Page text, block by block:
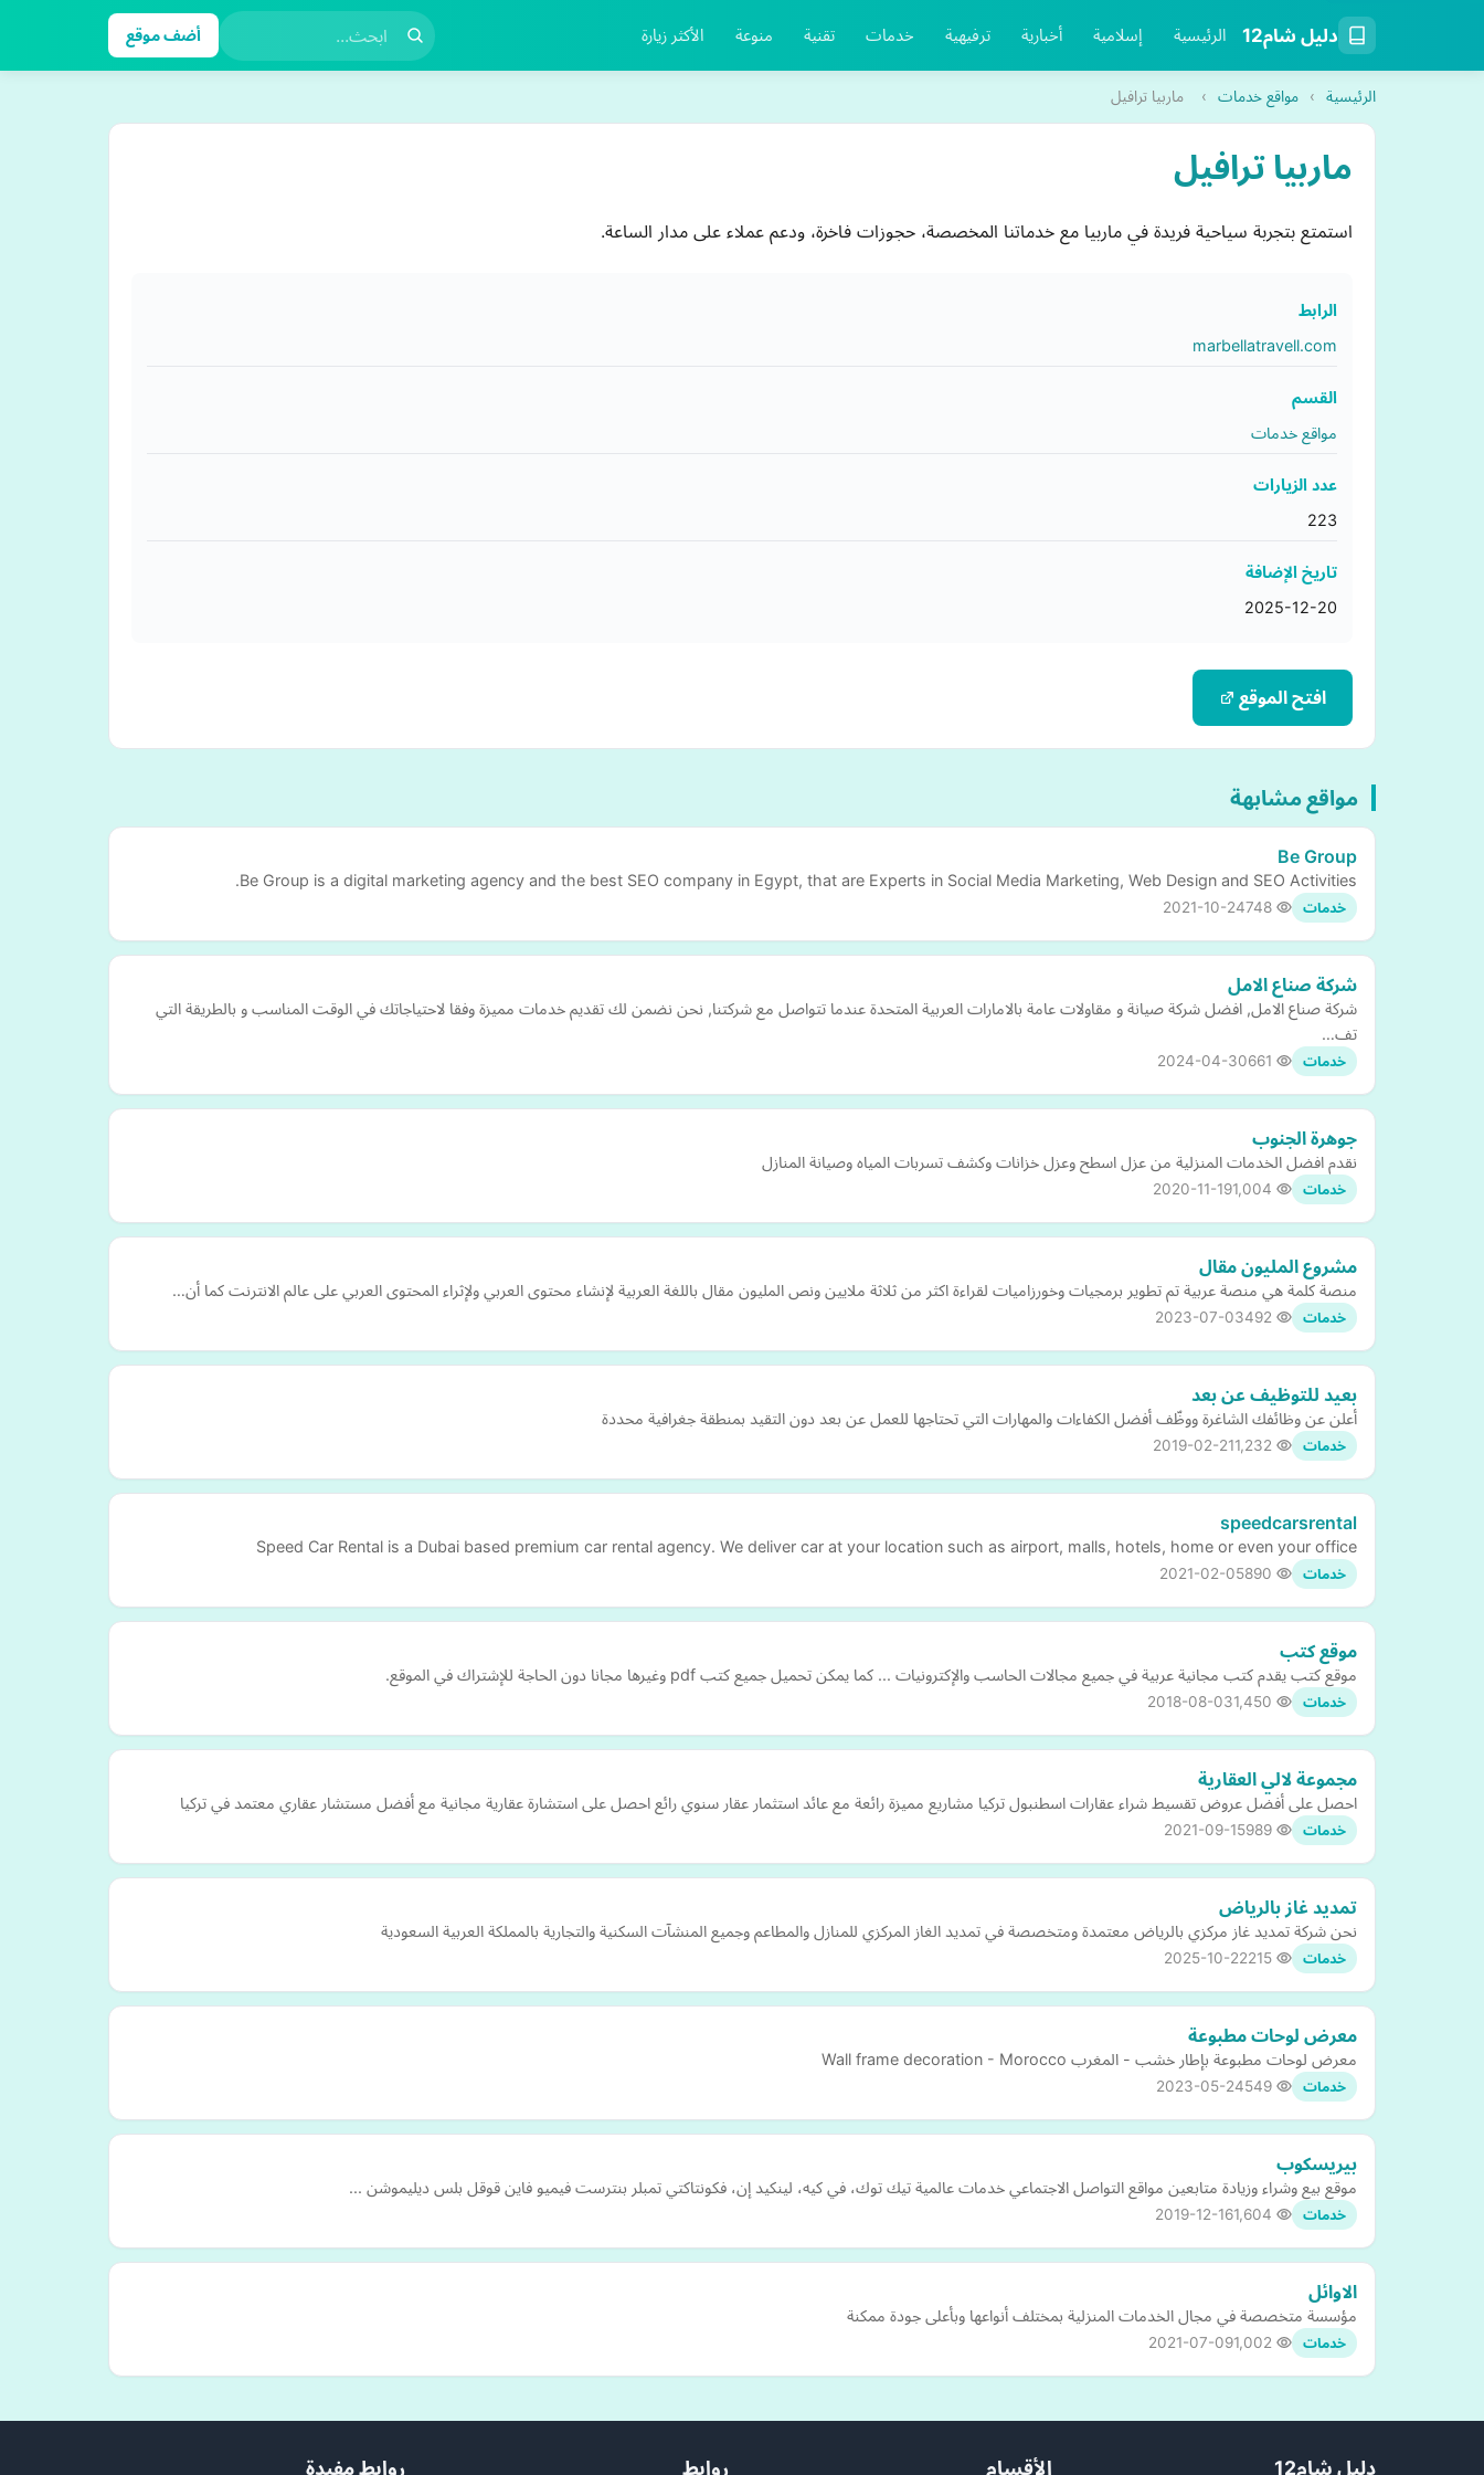
دليل شام12 الرئيسية إسلامية أخبارية ترفيهية خدمات تقنية منوعة الأكثر زيارة أضف موقع
الرئيسية › مواقع خدمات › ماربيا ترافيل
ماربيا ترافيل
استمتع بتجربة سياحية فريدة في ماربيا مع خدماتنا المخصصة، حجوزات فاخرة، ودعم عملاء على مدار الساعة.
الرابط
marbellatravell.com
القسم
مواقع خدمات
عدد الزيارات
223
تاريخ الإضافة
2025-12-20
افتح الموقع
مواقع مشابهة
Be Group
Be Group is a digital marketing agency and the best SEO company in Egypt, that are Experts in Social Media Marketing, Web Design and SEO Activities.
خدمات 2021-10-24
شركة صناع الامل
شركة صناع الامل, افضل شركة صيانة و مقاولات عامة بالامارات العربية المتحدة عندما تتواصل مع شركتنا, نحن نضمن لك تقديم خدمات مميزة وفقا لاحتياجاتك في الوقت المناسب و بالطريقة التي
تف…
خدمات 2024-04-30
جوهرة الجنوب
نقدم افضل الخدمات المنزلية من عزل اسطح وعزل خزانات وكشف تسربات المياه وصيانة المنازل
خدمات 2020-11-19
مشروع المليون مقال
منصة كلمة هي منصة عربية تم تطوير برمجيات وخورزاميات لقراءة اكثر من ثلاثة ملايين ونص المليون مقال باللغة العربية لإنشاء محتوى العربي ولإثراء المحتوى العربي على عالم الانترنت كما أن…
خدمات 2023-07-03
بعيد للتوظيف عن بعد
أعلن عن وظائفك الشاغرة ووظّف أفضل الكفاءات والمهارات التي تحتاجها للعمل عن بعد دون التقيد بمنطقة جغرافية محددة
خدمات 2019-02-21
speedcarsrental
Speed Car Rental is a Dubai based premium car rental agency. We deliver car at your location such as airport, malls, hotels, home or even your office
خدمات 2021-02-05
موقع كتب
موقع كتب يقدم كتب مجانية عربية في جميع مجالات الحاسب والإكترونيات ... كما يمكن تحميل جميع كتب pdf وغيرها مجانا دون الحاجة للإشتراك في الموقع.
خدمات 2018-08-03
مجموعة لالي العقارية
احصل على أفضل عروض تقسيط شراء عقارات اسطنبول تركيا مشاريع مميزة رائعة مع عائد استثمار عقار سنوي رائع احصل على استشارة عقارية مجانية مع أفضل مستشار عقاري معتمد في تركيا
خدمات 2021-09-15
تمديد غاز بالرياض
نحن شركة تمديد غاز مركزي بالرياض معتمدة ومتخصصة في تمديد الغاز المركزي للمنازل والمطاعم وجميع المنشآت السكنية والتجارية بالمملكة العربية السعودية
خدمات 2025-10-22
معرض لوحات مطبوعة
معرض لوحات مطبوعة بإطار خشب - المغرب Wall frame decoration - Morocco
خدمات 2023-05-24
بيريسكوب
موقع بيع وشراء وزيادة متابعين مواقع التواصل الاجتماعي خدمات عالمية تيك توك، في كيه، لينكيد إن، فكونتاكتي تمبلر بنترست فيميو فاين قوقل بلس ديليموشن ...
خدمات 2019-12-16
الاوائل
مؤسسة متخصصة في مجال الخدمات المنزلية بمختلف أنواعها وبأعلى جودة ممكنة
خدمات 2021-07-09
دليل شام12 الأقسام روابط روابط مفيدة